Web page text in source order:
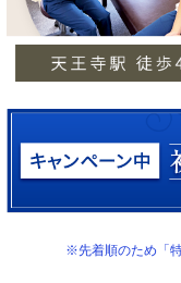
※先着順のため「